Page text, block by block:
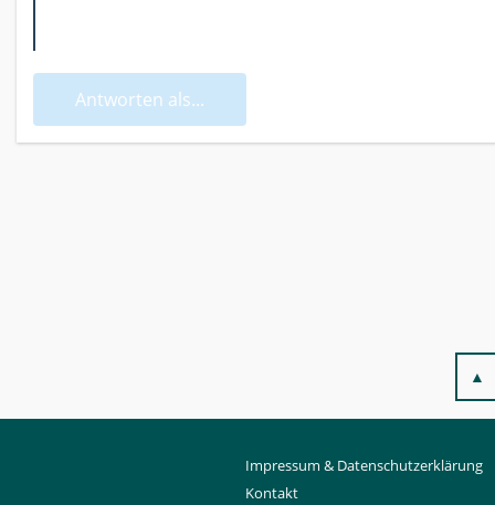
Antworten als...
▲
Impressum & Datenschutzerklärung
Kontakt